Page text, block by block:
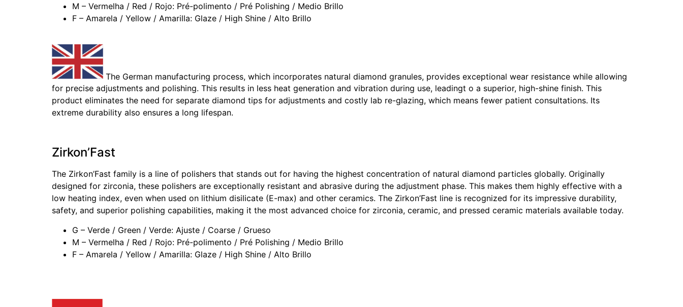
M – Vermelha / Red / Rojo: Pré-polimento / Pré Polishing / Medio Brillo
F – Amarela / Yellow / Amarilla: Glaze / High Shine / Alto Brillo
The German manufacturing process, which incorporates natural diamond granules, provides exceptional wear resistance while allowing
for precise adjustments and polishing. This results in less heat generation and vibration during use, leadingt o a superior, high-shine finish. This
product eliminates the need for separate diamond tips for adjustments and costly lab re-glazing, which means fewer patient consultations. Its
extreme durability also ensures a long lifespan.
Zirkon’Fast
The Zirkon’Fast family is a line of polishers that stands out for having the highest concentration of natural diamond particles globally. Originally
designed for zirconia, these polishers are exceptionally resistant and abrasive during the adjustment phase. This makes them highly effective with a
low heating index, even when used on lithium disilicate (E-max) and other ceramics. The Zirkon’Fast line is recognized for its impressive durability,
safety, and superior polishing capabilities, making it the most advanced choice for zirconia, ceramic, and pressed ceramic materials available today.
G – Verde / Green / Verde: Ajuste / Coarse / Grueso
M – Vermelha / Red / Rojo: Pré-polimento / Pré Polishing / Medio Brillo
F – Amarela / Yellow / Amarilla: Glaze / High Shine / Alto Brillo